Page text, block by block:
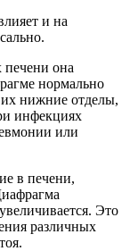
и на
печени она
нормально
их нижние отделы,
инфекциях
или
в печени,
Это
различных